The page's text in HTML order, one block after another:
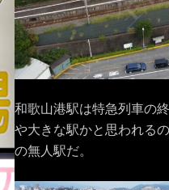
和歌山港駅は特急列車の
や大きな駅かと思われる
の無人駅だ。